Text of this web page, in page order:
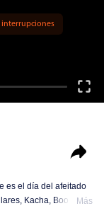
es el día del afeitado
Kacha, Boon,
Más